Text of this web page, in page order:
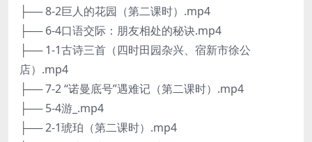
├── 8-2巨人的花园（第二课时）.mp4
├── 6-4口语交际：朋友相处的秘诀.mp4
├── 1-1古诗三首（四时田园杂兴、宿新市徐公
店）.mp4
├── 7-2 “诺曼底号”遇难记（第二课时）.mp4
├── 5-4游_.mp4
├── 2-1琥珀（第二课时）.mp4